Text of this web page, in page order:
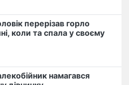
перерізав горло
коли та спала у своєму
намагався